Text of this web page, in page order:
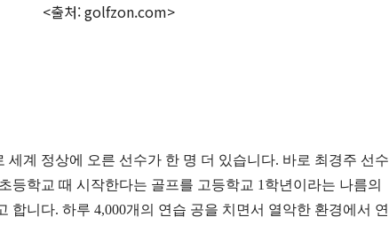
<출처: golfzon.com>
세계 정상에 오른 선수가 한 명 더 있습니다. 바로 최경주 선수
등학교 때 시작한다는 골프를 고등학교 1 학년이라는 나름의
합니다. 하루 4,000개의 연습 공을 치면서 열악한 환경에서 연